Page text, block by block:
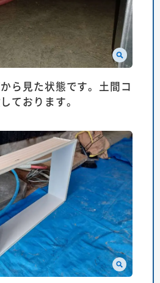
ら見た状態です。土間コ
ております。